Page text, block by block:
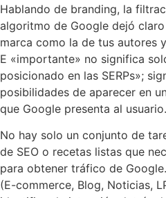
Hablando de branding, la
algoritmo de Google dejó
marca como la de tus autores
E «importante» no significa
posicionado en las SERPs»;
posibilidades de aparecer en
que Google presenta al usuario.
No hay solo un conjunto de
de SEO o recetas listas que
para obtener tráfico de
(E-commerce, Blog, Noticias,